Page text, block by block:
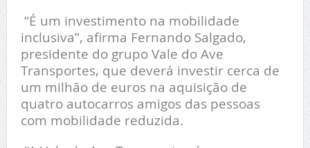
“É um investimento na mobilidade
inclusiva”, afirma Fernando Salgado,
presidente do grupo Vale do Ave
Transportes, que deverá investir cerca de
um milhão de euros na aquisição de
quatro autocarros amigos das pessoas
com mobilidade reduzida.